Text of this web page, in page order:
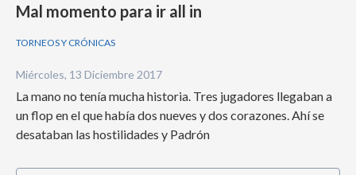
Mal momento para ir all in
TORNEOS Y CRÓNICAS
Miércoles, 13 Diciembre 2017
La mano no tenía mucha historia. Tres jugadores llegaban a
un flop en el que había dos nueves y dos corazones. Ahí se
desataban las hostilidades y Padrón